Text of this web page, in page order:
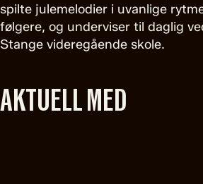
spilte julemelodier i uvanlige
følgere, og underviser til daglig
Stange videregående skole.
AKTUELL MED